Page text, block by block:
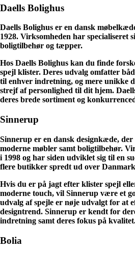
Daells Bolighus
Daells Bolighus er en dansk
1928. Virksomheden har specialiseret
boligtilbehør og tæpper.
Hos Daells Bolighus kan du finde
spejl klister. Deres udvalg omfatter
til enhver indretning, og mere unikke
strejf af personlighed til dit hjem.
deres brede sortiment og
Sinnerup
Sinnerup er en dansk designkæde,
moderne møbler samt boligtilbehør.
i 1998 og har siden udviklet sig til en
flere butikker spredt ud over
Hvis du er på jagt efter klister spejl
moderne touch, vil Sinnerup være et
udvalg af spejle er nøje udvalgt for at
designtrend. Sinnerup er kendt for
indretning samt deres fokus på
Bolia